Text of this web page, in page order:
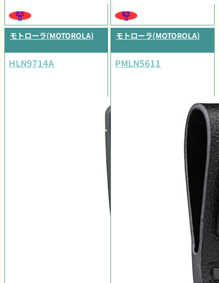
販売
可
販売
可
モトローラ(MOTOROLA)
HLN9714A
モトローラ(MOTOROLA)
PMLN5611